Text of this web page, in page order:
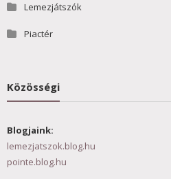
Lemezjátszók
Piactér
Közösségi
Blogjaink:
lemezjatszok.blog.hu
pointe.blog.hu